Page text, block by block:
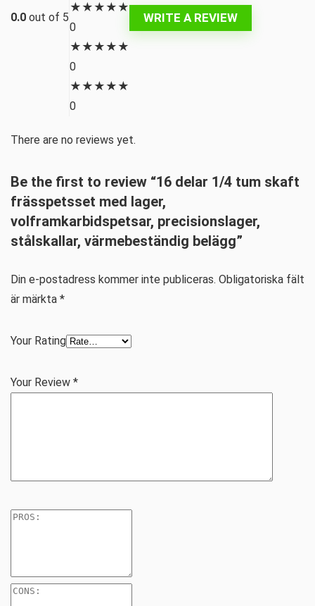
0.0 out of 5
★ ★ ★ ★ ★
0
★ ★ ★ ★ ★
0
★ ★ ★ ★ ★
0
WRITE A REVIEW
There are no reviews yet.
Be the first to review “16 delar 1/4 tum skaft
frässpetsset med lager,
volframkarbidspetsar, precisionslager,
stålskallar, värmebeständig belägg”
Din e-postadress kommer inte publiceras. Obligatoriska fält
är märkta *
Your Rating
Your Review *